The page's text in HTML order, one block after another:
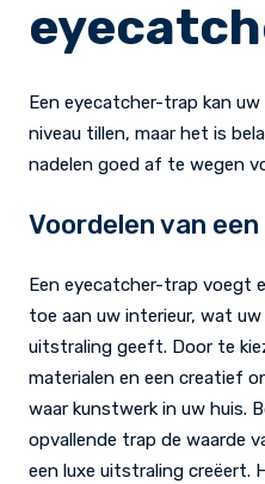
Een eyecatcher-trap kan
niveau tillen, maar het is
nadelen goed af te wegen
Voordelen van
Een eyecatcher-trap voegt
toe aan uw interieur, wat
uitstraling geeft. Door te
materialen en een creatief
waar kunstwerk in uw huis.
opvallende trap de waarde
een luxe uitstraling creëert.